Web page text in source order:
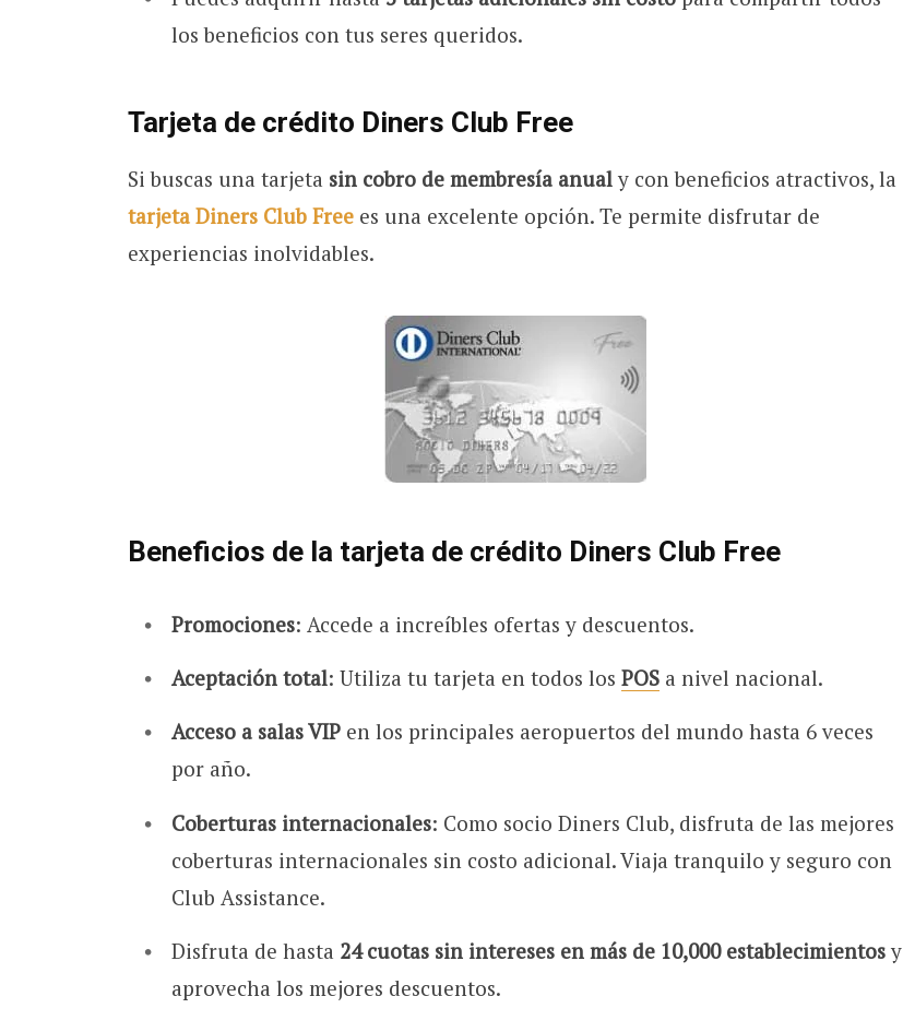
los beneficios con tus seres queridos.
Tarjeta de crédito Diners Club Free
Si buscas una tarjeta sin cobro de membresía anualy con beneficios atractivos, la
tarjeta Diners Club Freees una excelente opción. Te permite disfrutar de
experiencias inolvidables.
Beneficios de la tarjeta de crédito Diners Club Free
Promociones: Accede a increíbles ofertas y descuentos.
Aceptación total: Utiliza tu tarjeta en todos los POSa nivel nacional.
Acceso a salas VIPen los principales aeropuertos del mundo hasta 6 veces
por año.
Coberturas internacionales: Como socio Diners Club, disfruta de las mejores
coberturas internacionales sin costo adicional. Viaja tranquilo y seguro con
Club Assistance.
Disfruta de hasta 24 cuotas sin intereses en más de 10,000 establecimientosy
aprovecha los mejores descuentos.